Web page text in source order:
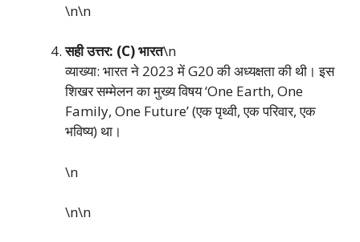
\n\n
सही उत्तर: (C) भारत\n
व्याख्या: भारत ने 2023 में G20 की अध्यक्षता की थी। इस
शिखर सम्मेलन का मुख्य विषय ‘One Earth, One
Family, One Future’ (एक पृथ्वी, एक परिवार, एक
भविष्य) था।
\n
\n\n